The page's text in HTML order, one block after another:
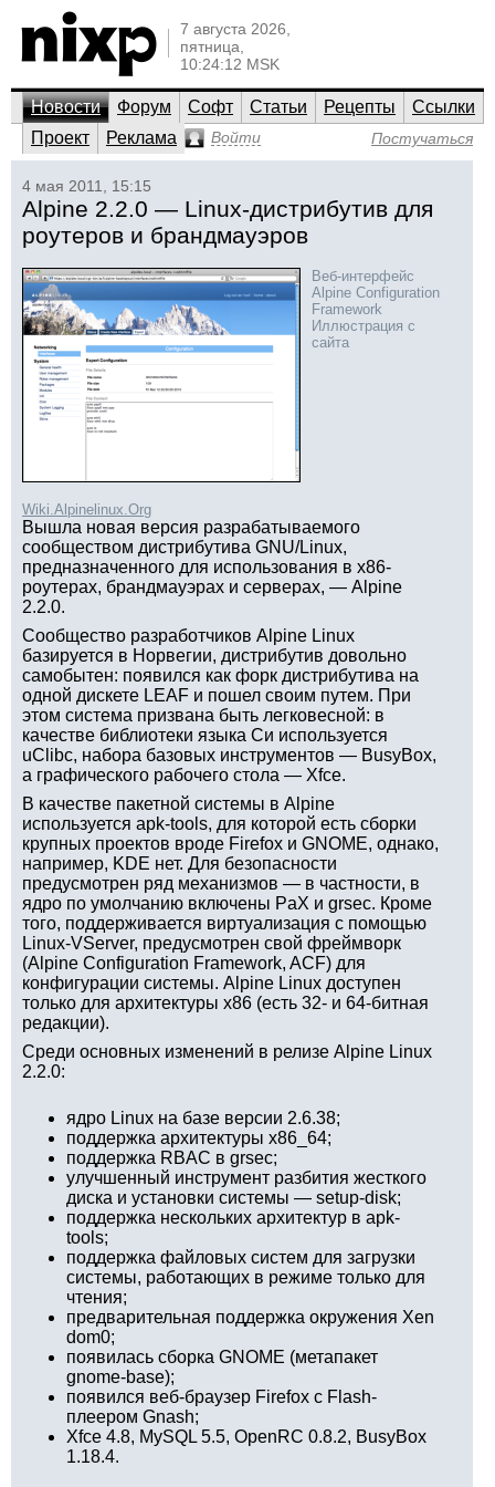
7 августа 2026,
пятница,
10:24:12 MSK
Новости Форум Софт Статьи Рецепты
Ссылки
Проект
Реклама Войти Постучаться
4 мая 2011, 15:15
Alpine 2.2.0 — Linux-дистрибутив для
роутеров и брандмауэров
Веб-интерфейс
Alpine Configuration
Framework
Иллюстрация с
сайта
Wiki.Alpinelinux.Org
Вышла новая версия разрабатываемого
сообществом дистрибутива GNU/Linux,
предназначенного для использования в x86-
роутерах, брандмауэрах и серверах, — Alpine
2.2.0.
Сообщество разработчиков Alpine Linux
базируется в Норвегии, дистрибутив довольно
самобытен: появился как форк дистрибутива на
одной дискете LEAF и пошел своим путем. При
этом система призвана быть легковесной: в
качестве библиотеки языка Си используется
uClibc, набора базовых инструментов — BusyBox,
а графического рабочего стола — Xfce.
В качестве пакетной системы в Alpine
используется apk-tools, для которой есть сборки
крупных проектов вроде Firefox и GNOME, однако,
например, KDE нет. Для безопасности
предусмотрен ряд механизмов — в частности, в
ядро по умолчанию включены PaX и grsec. Кроме
того, поддерживается виртуализация с помощью
Linux-VServer, предусмотрен свой фреймворк
(Alpine Configuration Framework, ACF) для
конфигурации системы. Alpine Linux доступен
только для архитектуры x86 (есть 32- и 64-битная
редакции).
Среди основных изменений в релизе Alpine Linux
2.2.0:
ядро Linux на базе версии 2.6.38;
поддержка архитектуры x86_64;
поддержка RBAC в grsec;
улучшенный инструмент разбития жесткого
диска и установки системы — setup-disk;
поддержка нескольких архитектур в apk-
tools;
поддержка файловых систем для загрузки
системы, работающих в режиме только для
чтения;
предварительная поддержка окружения Xen
dom0;
появилась сборка GNOME (метапакет
gnome-base);
появился веб-браузер Firefox с Flash-
плеером Gnash;
Xfce 4.8, MySQL 5.5, OpenRC 0.8.2, BusyBox
1.18.4.